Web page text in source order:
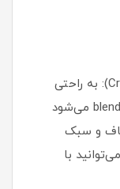
فرمول کرم به پودر (Cream-to-Powder): به راحتی
روی پوست پخش می‌شود، مثل کرم blend می‌شود
صاف و سبک
با